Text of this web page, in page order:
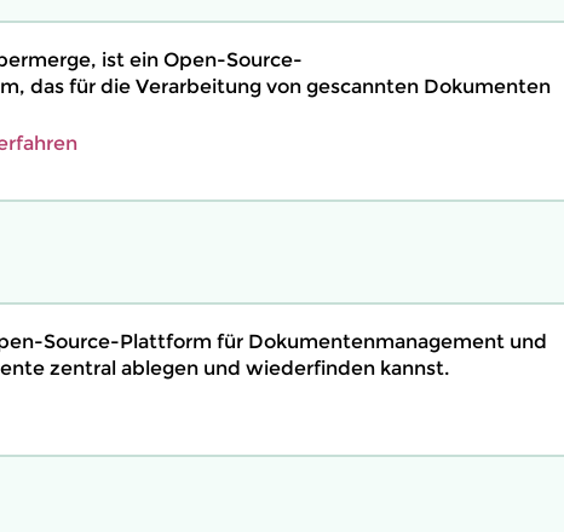
ist ein Open-Source-
das für die Verarbeitung von gescannten Dokumenten
Source-Plattform für Dokumentenmanagement und
zentral ablegen und wiederfinden kannst.